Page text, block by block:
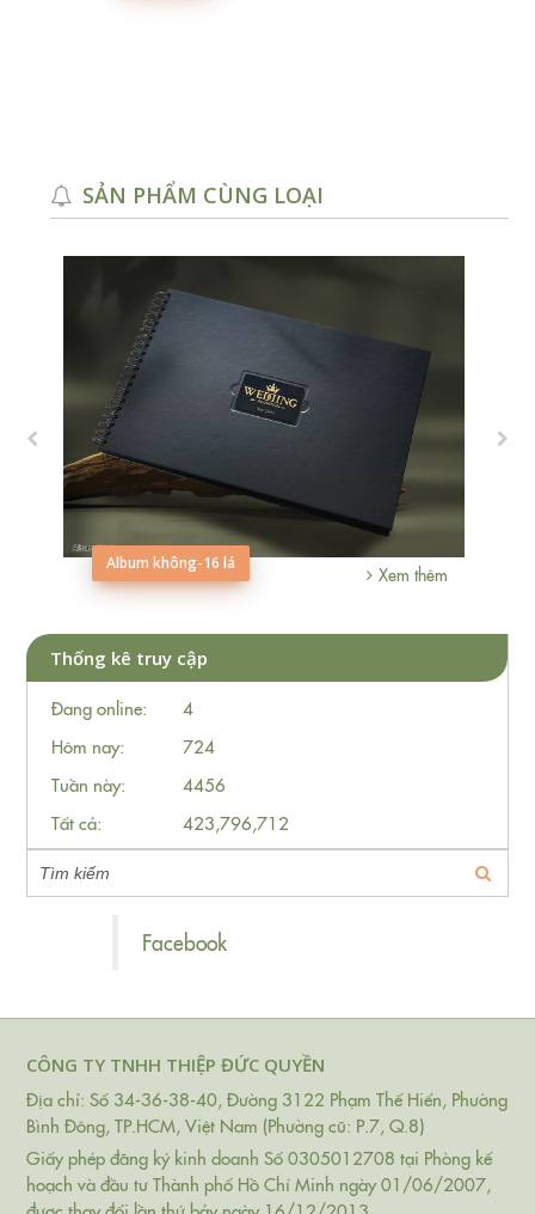
SẢN PHẨM CÙNG LOẠI
Album không-16 lá Xem thêm
Thống kê truy cập
Đang online:
4
Hôm nay:
724
Tuần này:
4456
Tất cả:
423,796,712
Facebook
CÔNG TY TNHH THIỆP ĐỨC QUYỀN
Địa chỉ: Số 34-36-38-40, Đường 3122 Phạm Thế Hiển, Phường
Bình Đông, TP.HCM, Việt Nam (Phường cũ: P.7, Q.8)
Giấy phép đăng ký kinh doanh Số 0305012708 tại Phòng kế
hoạch và đầu tư Thành phố Hồ Chí Minh ngày 01/06/2007,